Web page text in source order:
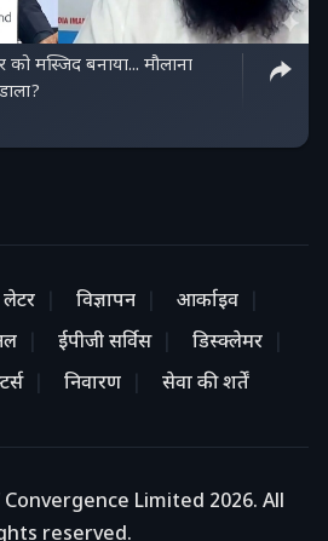
मस्जिद बनाया... मौलाना
विज्ञापन
आर्काइव
ईपीजी सर्विस
डिस्क्लेमर
निवारण सेवा की शर्तें
Limited 2026. All
reserved.